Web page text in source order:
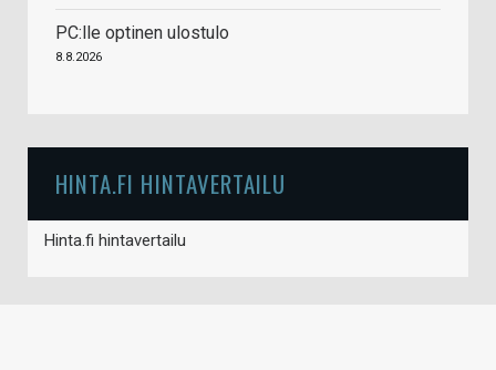
PC:lle optinen ulostulo
8.8.2026
HINTA.FI HINTAVERTAILU
Hinta.fi hintavertailu